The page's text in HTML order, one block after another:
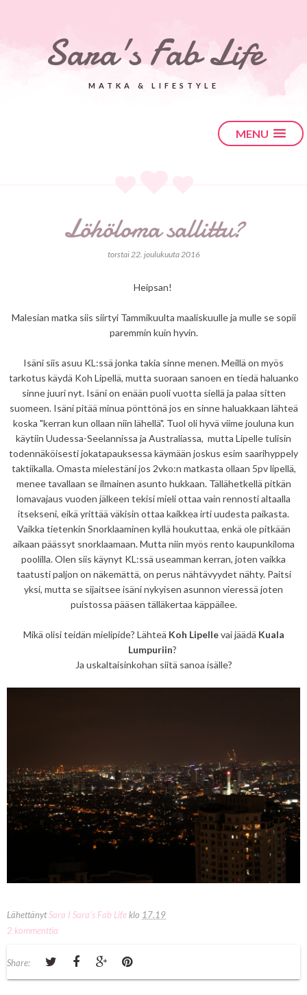
Sara's Fab Life
MATKA & LIFESTYLE
MENU
Löhöloma sallittu?
torstai 22. joulukuuta 2016
Heipsan!
Malesian matka siis siirtyi Tammikuulta maaliskuulle ja mulle se sopii
paremmin kuin hyvin.
Isäni siis asuu KL:ssä jonka takia sinne menen. Meillä on myös
tarkotus käydä Koh Lipellä, mutta suoraan sanoen en tiedä haluanko
sinne juuri nyt. Isäni on enään puoli vuotta siellä ja palaa sitten
suomeen. Isäni pitää minua pönttönä jos en sinne haluakkaan lähteä
koska "kerran kun ollaan niin lähellä". Tuol oli hyvä viime jouluna kun
käytiin Uudessa-Seelannissa ja Australiassa, mutta Lipelle tulisin
todennäköisesti jokatapauksessa käymään joskus esim saarihyppely
taktiikalla. Omasta mielestäni jos 2vko:n matkasta ollaan 5pv lipellä,
menee tavallaan se ilmainen asunto hukkaan. Tällähetkellä pitkän
lomavajaus vuoden jälkeen tekisi mieli ottaa vain rennosti altaalla
itsekseni, eikä yrittää väkisin ottaa kaikkea irti uudesta paikasta.
Vaikka tietenkin Snorklaaminen kyllä houkuttaa, enkä ole pitkään
aikaan päässyt snorklaamaan. Mutta niin myös rento kaupunkiloma
poolilla. Olen siis käynyt KL:ssä useamman kerran, joten vaikka
taatusti paljon on näkemättä, on perus nähtävyydet nähty. Paitsi
yksi, mutta se sijaitsee isäni nykyisen asunnon vieressä joten
puistossa pääsen tälläkertaa käppäilee.
Mikä olisi teidän mielipide? Lähteä Koh Lipellevai jäädä Kuala
Lumpuriin?
Ja uskaltaisinkohan siitä sanoa isälle?
LähettänytSara I Sara's Fab Lifeklo 17.19
2 kommenttia
Share: